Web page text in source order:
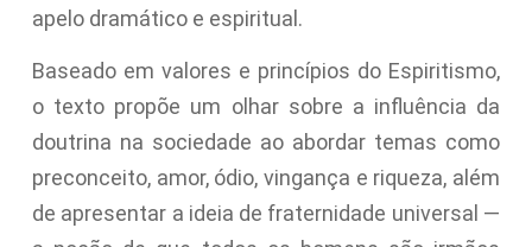
apelo dramático e espiritual.
Baseado em valores e princípios do Espiritismo,
o texto propõe um olhar sobre a influência da
doutrina na sociedade ao abordar temas como
preconceito, amor, ódio, vingança e riqueza, além
de apresentar a ideia de fraternidade universal —